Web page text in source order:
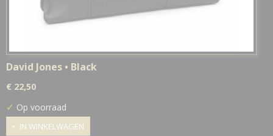
David Jones • Black
€ 22,50
✓ Op voorraad
IN WINKELWAGEN